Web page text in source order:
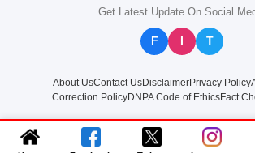
Get Latest Update On Social
F I T
About UsContact UsDisclaimerPrivacy Policy
Correction PolicyDNPA Code of EthicsFact
© 2025 TdsVirals.In All rights